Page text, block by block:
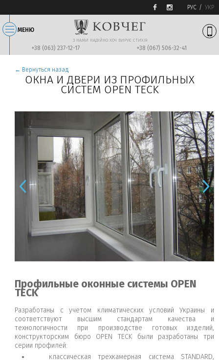
РУС УКР
МЕНЮ
З НАМИ НАДIЙНО ХОЧ ВИРУЄ СТИХIЯ
+38 (063) 237-12-17 +38 (067) 506-32-41
← Вернуться назад
ОКНА И ДВЕРИ ИЗ ПРОФИЛЬНЫХ
СИСТЕМ OPEN TECK
Профильные оконные системы OPEN
TECK
Разработаны с учетом климатических условий Украины и
соответствуют высшим стандартам качества и
технологичности при производстве готовых изделий,
конструкторским бюро OPEN TECK были разработаны три
серии профилей:
классическая трехкамерная система STANDARD,